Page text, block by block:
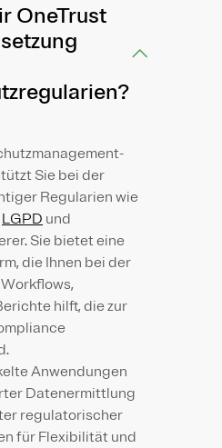
OneTrust
Sie bei der
Regularien wie
LGPD und
Sie bietet eine
die Ihnen bei der
hilft, die zur
Anwendungen
Datenermittlung
regulatorischer
für Flexibilität und